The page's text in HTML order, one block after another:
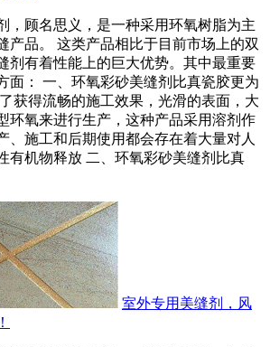
，顾名思义，是一种采用环氧树脂为主
产品。 这类产品相比于目前市场上的双
剂有着性能上的巨大优势。其中最重要
面： 一、环氧彩砂美缝剂比真瓷胶更为
获得流畅的施工效果，光滑的表面，大
环氧来进行生产，这种产品采用溶剂作
、施工和后期使用都会存在着大量对人
有机物释放 二、环氧彩砂美缝剂比真
室外专用美缝剂，风